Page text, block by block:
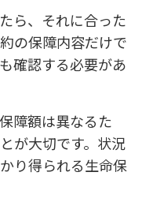
ら、それに合った
の保障内容だけで
確認する必要があ
障額は異なるた
が大切です。状況
り得られる生命保